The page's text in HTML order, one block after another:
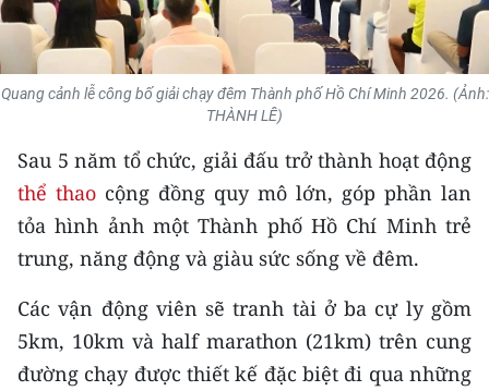
KHOA HỌC - CÔNG NGHỆ
MÔI TRƯỜNG
KIỂM CHỨNG THÔNG TIN
TRI THỨC CHUYÊN SÂU
54 DÂN TỘC VIỆT NAM
CHƯƠNG TRÌNH OCOP - MỖI XÃ
MỘT SẢN PHẨM
Quang cảnh lễ công bố giải chạy đêm Thành phố Hồ Chí Minh 2026. (Ảnh:
THÀNH LÊ)
Sau 5 năm tổ chức, giải đấu trở thành hoạt động
thể thao cộng đồng quy mô lớn, góp phần lan
tỏa hình ảnh một Thành phố Hồ Chí Minh trẻ
trung, năng động và giàu sức sống về đêm.
Các vận động viên sẽ tranh tài ở ba cự ly gồm
5km, 10km và half marathon (21km) trên cung
đường chạy được thiết kế đặc biệt đi qua những